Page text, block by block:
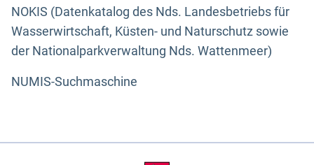
NOKIS (Datenkatalog des Nds. Landesbetriebs für
Wasserwirtschaft, Küsten- und Naturschutz sowie
der Nationalparkverwaltung Nds. Wattenmeer)
NUMIS-Suchmaschine